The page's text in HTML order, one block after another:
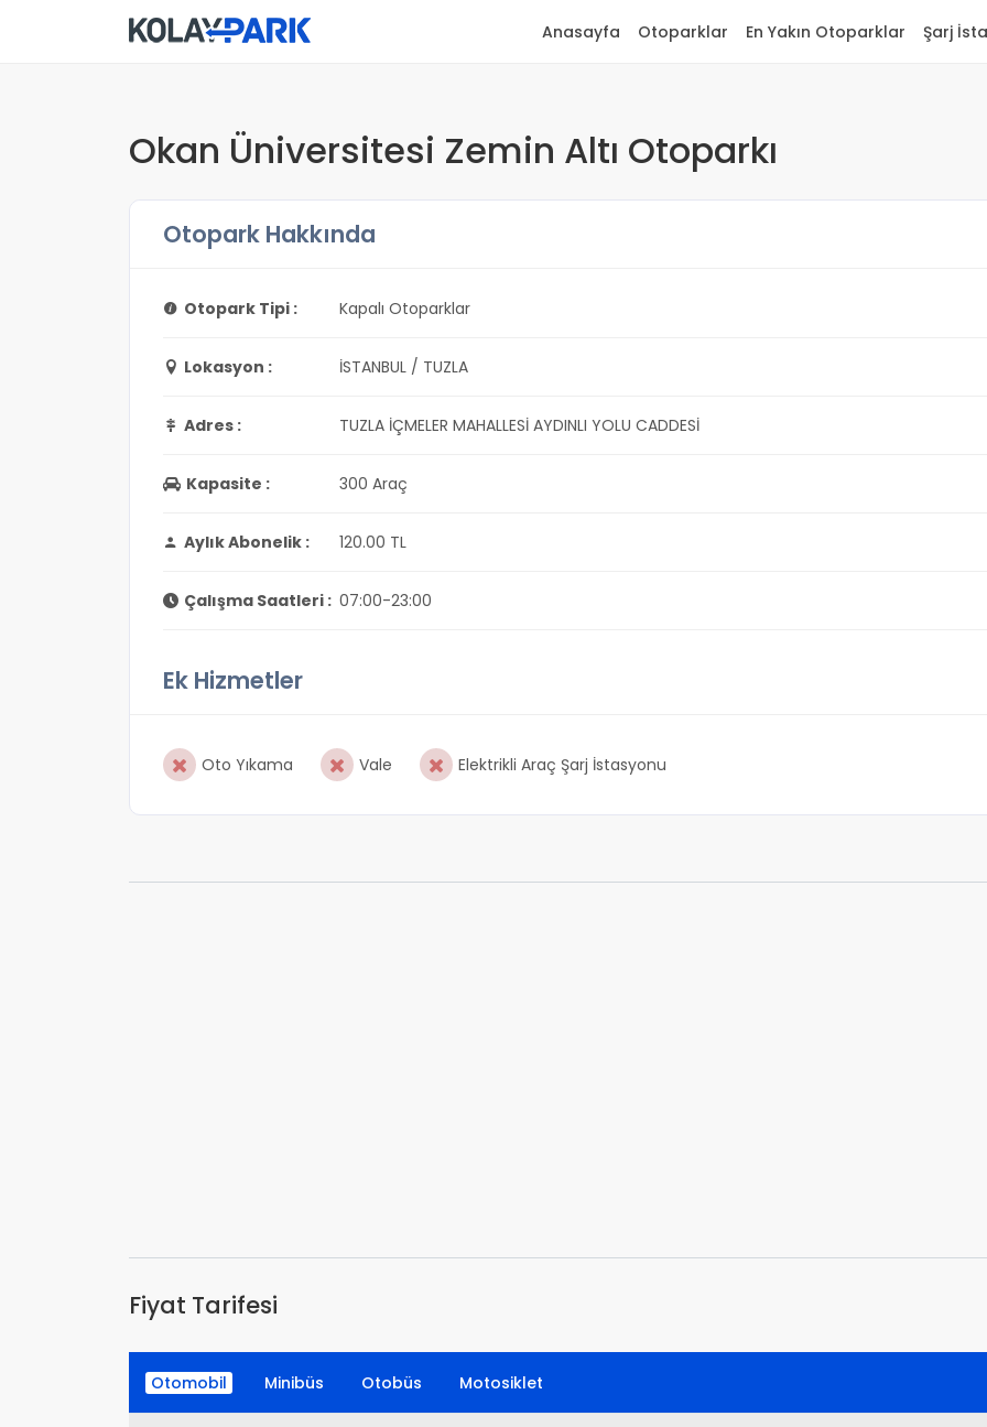
Anasayfa Otoparklar En Yakın Otoparklar Şarj
Okan Üniversitesi Zemin Altı Otoparkı
Otopark Hakkında
Otopark Tipi : Kapalı Otoparklar
Lokasyon : İSTANBUL / TUZLA
Adres : TUZLA İÇMELER MAHALLESİ AYDINLI YOLU CADDESİ
Kapasite : 300 Araç
Aylık Abonelik : 120.00 TL
Çalışma Saatleri : 07:00-23:00
Ek Hizmetler
Oto Yıkama Vale Elektrikli Araç Şarj İstasyonu
Fiyat Tarifesi
Otomobil Minibüs Otobüs Motosiklet